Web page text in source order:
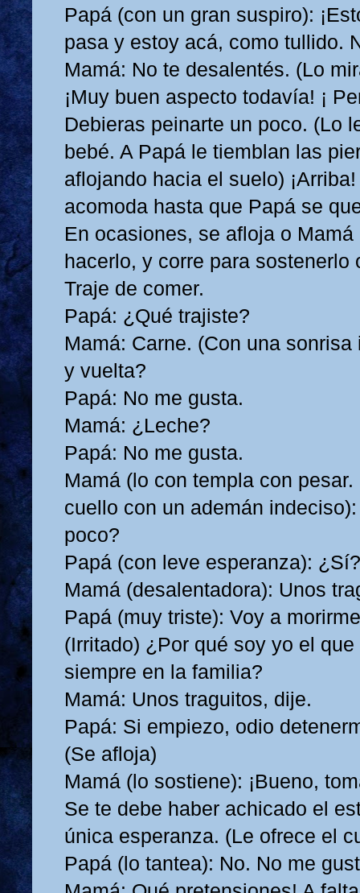
Papá (con un gran suspiro):
pasa y estoy acá, como tullido.
Mamá: No te desalentés. (Lo
¡Muy buen aspecto todavía! ¡
Debieras peinarte un poco. (Lo
bebé. A Papá le tiemblan las
aflojando hacia el suelo)
acomoda hasta que Papá se
En ocasiones, se afloja o
hacerlo, y corre para sostenerlo
Traje de comer.
Papá: ¿Qué trajiste?
Mamá: Carne. (Con una
y vuelta?
Papá: No me gusta.
Mamá: ¿Leche?
Papá: No me gusta.
Mamá (lo con templa con
cuello con un ademán
poco?
Papá (con leve esperanza):
Mamá (desalentadora): Unos
Papá (muy triste): Voy a
(Irritado) ¿Por qué soy yo el
siempre en la familia?
Mamá: Unos traguitos, dije.
Papá: Si empiezo, odio
(Se afloja)
Mamá (lo sostiene): ¡Bueno,
Se te debe haber achicado el
única esperanza. (Le ofrece el
Papá (lo tantea): No. No me